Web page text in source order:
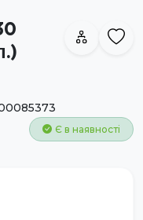
Є в наявності